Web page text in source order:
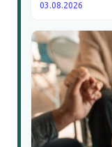
03.08.2026